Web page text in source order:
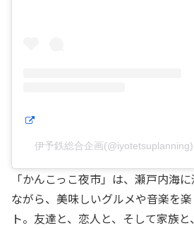
伊予鉄総合企画
「かんこっこ夜市」は、瀬戸内海
ながら、美味しいグルメや音楽を
ト。友達と、恋人と、そして家族